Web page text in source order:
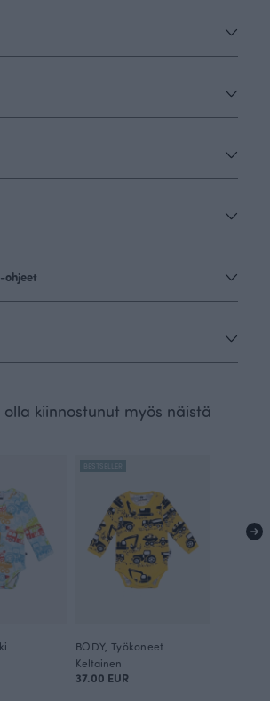
ohjeet
kiinnostunut myös näistä
BESTSELLER
BODY, Työkoneet
Keltainen
37.00 EUR